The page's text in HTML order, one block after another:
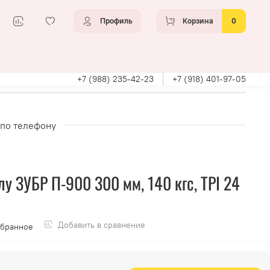
Профиль Корзина 0
+7 (988) 235-42-23 +7 (918) 401-97-05
телефону
ЗУБР П-900 300 мм, 140 кгс, TPI 24
Добавить в сравнение